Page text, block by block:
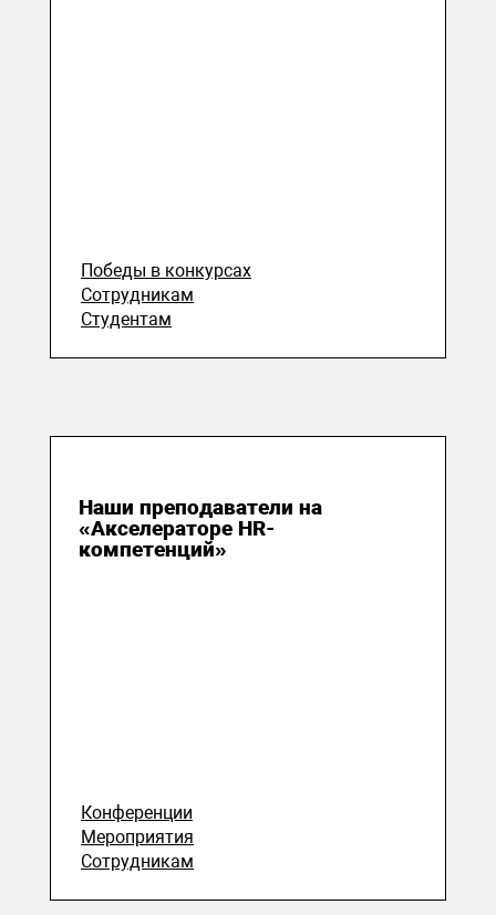
Победы в конкурсах
Сотрудникам
Студентам
Наши преподаватели на
«Акселераторе HR-
компетенций»
Конференции
Мероприятия
Сотрудникам